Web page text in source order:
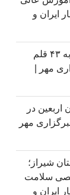
ایران و
پیرصالحی: کمبودهای دارویی به ۴۳ قلم
خبرگزاری مهر |
اربعین در
مرزی &#۸۲۱۱; خبرگزاری مهر
شیراز؛
سلامت
ایران و